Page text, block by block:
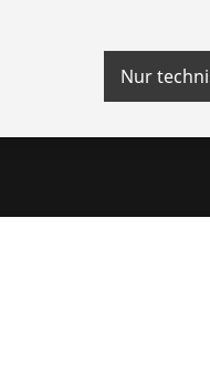
Nur